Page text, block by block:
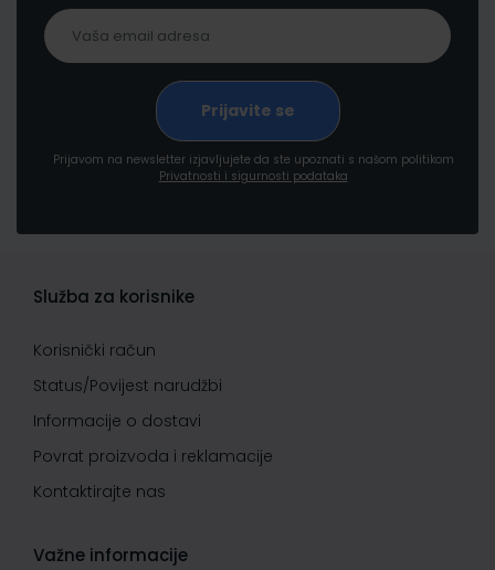
Prijavom na newsletter izjavljujete da ste upoznati s našom politikom
Privatnosti i sigurnosti podataka
Služba za korisnike
Korisnički račun
Status/Povijest narudžbi
Informacije o dostavi
Povrat proizvoda i reklamacije
Kontaktirajte nas
Važne informacije